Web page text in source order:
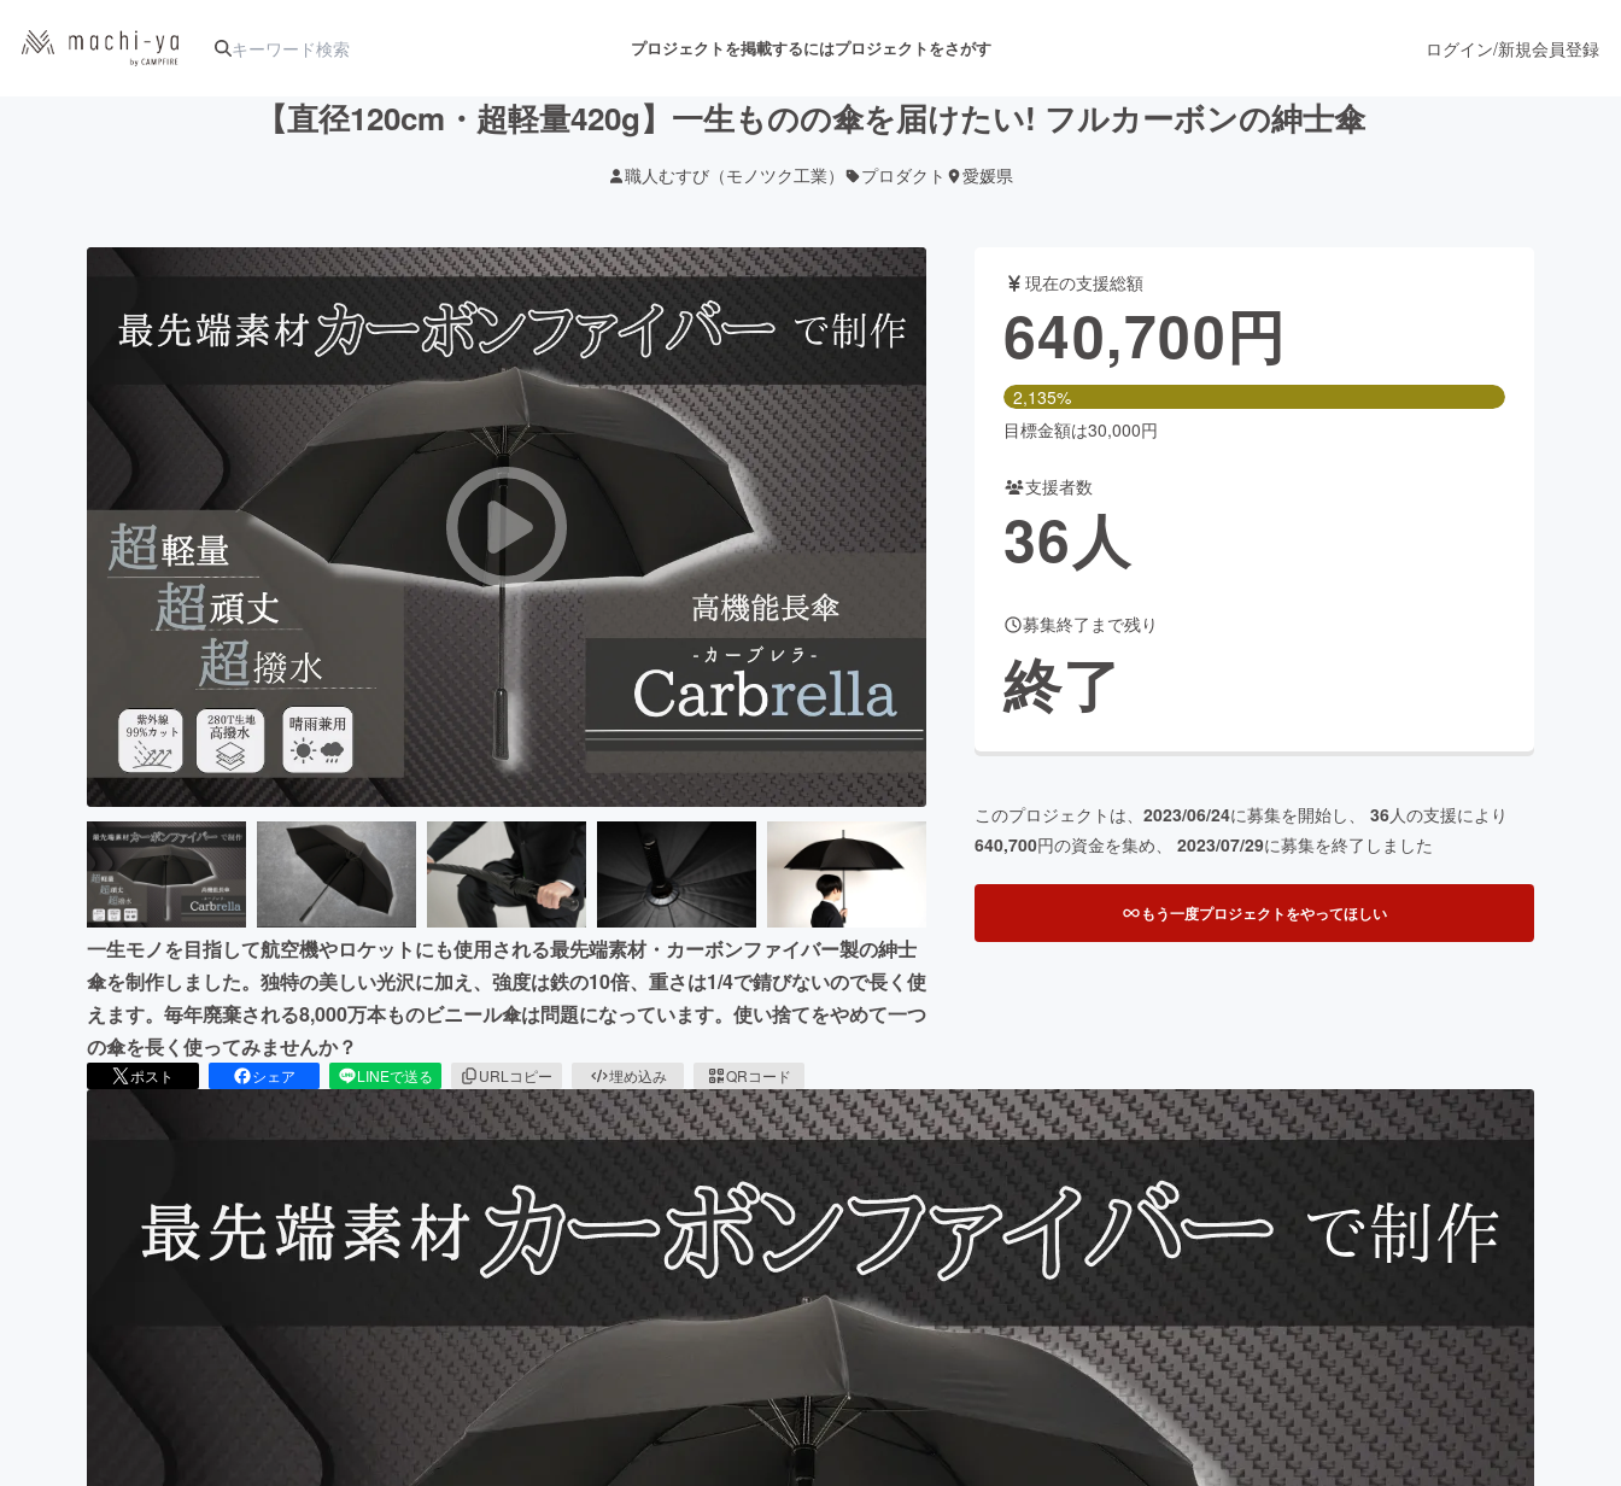
プロジェクトを掲載するにはプロジェクトをさがす
舞台・パフォーマンス
テクノロジー・ガジェット ゲーム・サービス開発 ファッション
映像・映画 書籍・雑誌出版 アニメ・漫画
ビジネス・起業 ビューティー・ヘルスケア
まちづくり・地域活性化
CAMPFIRE for Social GoodCAMPFIRE Creation
CAMPFIREふるさと納税
machi-ya
ログイン/新規会員登録
【直径120cm・超軽量420g】一生ものの傘を届けたい! フルカーボンの紳士傘
職人むすび（モノツク工業） プロダクト 愛媛県
一生モノを目指して航空機やロケットにも使用される最先端素材・カーボンファイバー製の紳士
傘を制作しました。独特の美しい光沢に加え、強度は鉄の10倍、重さは1/4で錆びないので長く使
えます。毎年廃棄される8,000万本ものビニール傘は問題になっています。使い捨てをやめて一つ
の傘を長く使ってみませんか？
ポスト シェア LINEで送る URLコピー 埋め込み QRコード
現在の支援総額
640,700円
2,135%
目標金額は30,000円
支援者数
36人
募集終了まで残り
終了
このプロジェクトは、 2023/06/24に募集を開始し、 36人の支援により
640,700円の資金を集め、 2023/07/29に募集を終了しました
もう一度プロジェクトをやってほしい